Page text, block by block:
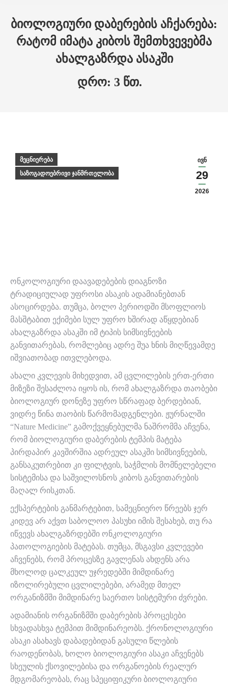
ბიოლოგიური დაბერების აჩქარება:
რატომ იმატა კიბოს შემთხვევებმა
ახალგაზრდა ასაკში
ივნ
29
2026
მეცნიერება
საზოგადოებრივი ჯანმრთელობა
ონკოლოგიური დაავადებების დიაგნოზი
ტრადიციულად უფროსი ასაკის ადამიანებთან
ასოცირდება. თუმცა, ბოლო პერიოდში მსოფლიოს
მასშტაბით ექიმები სულ უფრო ხშირად აწყდებიან
ახალგაზრდა ასაკში იმ ტიპის სიმსივნეების
განვითარებას, რომლებიც ადრე შუა ხნის მიღწევამდე
იშვიათობად ითვლებოდა.
ახალი კვლევის მიხედვით, ამ ცვლილების ერთ-ერთი
მიზეზი შესაძლოა იყოს ის, რომ ახალგაზრდა თაობები
ბიოლოგიურ დონეზე უფრო სწრაფად ბერდებიან,
ვიდრე წინა თაობის წარმომადგენლები. ჟურნალში
“Nature Medicine” გამოქვეყნებულმა ნაშრომმა აჩვენა,
რომ ბიოლოგიური დაბერების ტემპის მატება
პირდაპირ კავშირშია ადრეულ ასაკში სიმსივნეების,
განსაკუთრებით კი ფილტვის, საჭმლის მომნელებელი
სისტემისა და საშვილოსნოს კიბოს განვითარების
მაღალ რისკთან.
ექსპერტების განმარტებით, სამეცნიერო წრეებს ჯერ
კიდევ არ აქვთ საბოლოო პასუხი იმის შესახებ, თუ რა
იწვევს ახალგაზრდებში ონკოლოგიური
პათოლოგიების მატებას. თუმცა, მსგავსი კვლევები
აჩვენებს, რომ პროცესზე გავლენას ახდენს არა
მხოლოდ ცალკეულ უჯრედებში მიმდინარე
იზოლირებული ცვლილებები, არამედ მთელ
ორგანიზმში მიმდინარე საერთო სისტემური ძვრები.
ადამიანის ორგანიზმში დაბერების პროცესები
სხვადასხვა ტემპით მიმდინარეობს. ქრონოლოგიური
ასაკი ასახავს დაბადებიდან გასული წლების
რაოდენობას, ხოლო ბიოლოგიური ასაკი აჩვენებს
სხეულის ქსოვილებისა და ორგანოების რეალურ
მდგომარეობას, რაც სპეციფიკური ბიოლოგიური